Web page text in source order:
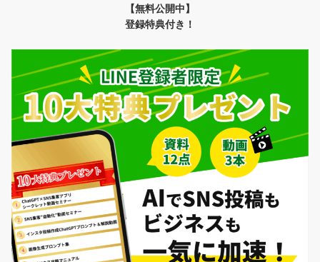
【無料公開中】
登録特典付き！